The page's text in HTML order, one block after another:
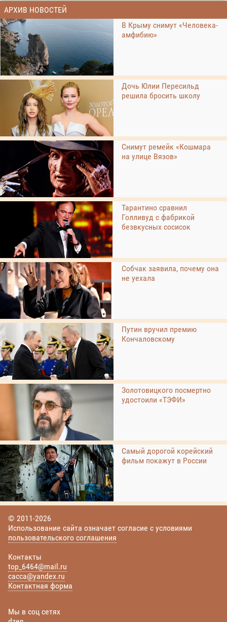
АРХИВ НОВОСТЕЙ
В Крыму снимут «Человека-
амфибию»
Дочь Юлии Пересильд
решила бросить школу
Снимут ремейк «Кошмара
на улице Вязов»
Тарантино сравнил
Голливуд с фабрикой
безвкусных сосисок
Собчак заявила, почему она
не уехала
Путин вручил премию
Кончаловскому
Золотовицкого посмертно
удостоили «ТЭФИ»
Самый дорогой корейский
фильм покажут в России
© 2011-2026
Использование сайта означает согласие с условиями
пользовательского соглашения
Контакты
top_6464@mail.ru
cacca@yandex.ru
Контактная форма
Мы в соц сетях